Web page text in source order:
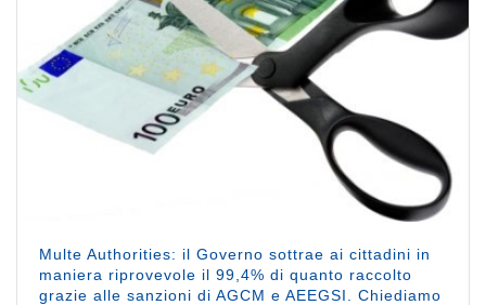
Multe Authorities: il Governo sottrae ai cittadini in
maniera riprovevole il 99,4% di quanto raccolto
grazie alle sanzioni di AGCM e AEEGSI. Chiediamo